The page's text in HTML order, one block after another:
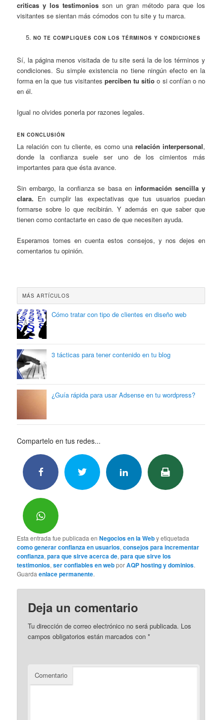
criticas y los testimonios son un gran método para que los
visitantes se sientan más cómodos con tu site y tu marca.
NO TE COMPLIQUES CON LOS TÉRMINOS Y CONDICIONES
Sí, la página menos visitada de tu site será la de los términos y
condiciones. Su simple existencia no tiene ningún efecto en la
forma en la que tus visitantes perciben tu sitio o si confían o no
en él.
Igual no olvides ponerla por razones legales.
EN CONCLUSIÓN
La relación con tu cliente, es como unarelación interpersonal,
donde la confianza suele ser uno de los cimientos más
importantes para que ésta avance.
Sin embargo, la confianza se basa en información sencilla y
clara. En cumplir las expectativas que tus usuarios puedan
formarse sobre lo que recibirán. Y además en que saber que
tienen como contactarte en caso de que necesiten ayuda.
Esperamos tomes en cuenta estos consejos, y nos dejes en
comentarios tu opinión.
MÁS ARTÍCULOS
Cómo tratar con tipo de clientes en diseño web
3 tácticas para tener contenido en tu blog
¿Guía rápida para usar Adsense en tu wordpress?
Compartelo en tus redes...
Esta entrada fue publicada enNegocios en la Weby etiquetada
como generar confianza en usuarios,consejos para incrementar
confianza,para que sirve acerca de,para que sirve los
testimonios,ser confiables en webporAQP hosting y dominios.
Guardaenlace permanente.
Deja un comentario
Tu dirección de correo electrónico no será publicada. Los
campos obligatorios están marcados con*
Comentario